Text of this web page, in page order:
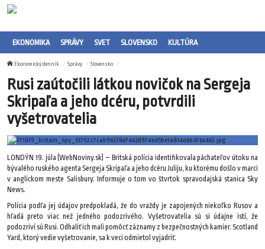
EKONOMIKA SPRÁVY SVET SLOVENSKO KULTÚRA
Ekonomický denník Správy Slovensko
Rusi zaútočili látkou novičok na Sergeja
Skripaľa a jeho dcéru, potvrdili
vyšetrovatelia
LONDÝN 19. júla (WebNoviny.sk) – Britská polícia identifikovala páchateľov útoku na
bývalého ruského agenta Sergeja Skripaľa a jeho dcéru Juliju, ku ktorému došlo v marci
v anglickom meste Salisbury. Informuje o tom vo štvrtok spravodajská stanica Sky
News.
Polícia podľa jej údajov predpokladá, že do vraždy je zapojených niekoľko Rusov a
hľadá preto viac než jedného podozrivého. Vyšetrovatelia sú si údajne istí, že
podozriví sú Rusi. Odhaliť ich mali pomôcť záznamy z bezpečnostných kamier. Scotland
Yard, ktorý vedie vyšetrovanie, sa k veci odmietol vyjadriť.